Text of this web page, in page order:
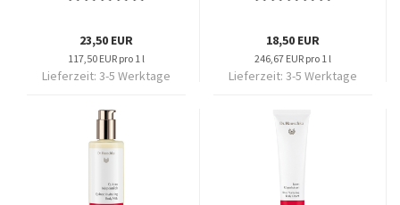
23,50 EUR
117,50 EUR pro 1 l
Lieferzeit: 3-5 Werktage
18,50 EUR
246,67 EUR pro 1 l
Lieferzeit: 3-5 Werktage